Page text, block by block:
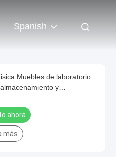
Spanish
Muebles de laboratorio
y
ahora
más